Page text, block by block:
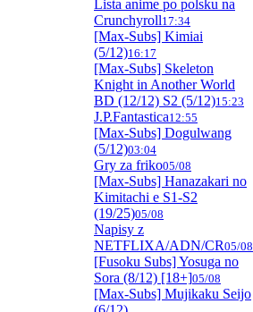
Lista anime po polsku na
Crunchyroll17:34
[Max-Subs] Kimiai
(5/12)16:17
[Max-Subs] Skeleton
Knight in Another World
BD (12/12) S2 (5/12)15:23
J.P.Fantastica12:55
[Max-Subs] Dogulwang
(5/12)03:04
Gry za friko05/08
[Max-Subs] Hanazakari no
Kimitachi e S1-S2
(19/25)05/08
Napisy z
NETFLIXA/ADN/CR05/08
[Fusoku Subs] Yosuga no
Sora (8/12) [18+]05/08
[Max-Subs] Mujikaku Seijo